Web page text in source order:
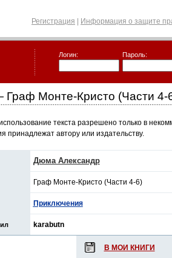
Регистрация Информация о защите
Логин: Пароль:
Монте-Кристо (Части 4-
текста разрешено только в
принадлежат автору или издательству.
Дюма Александр
Граф Монте-Кристо (Части 4-6)
Приключения
karabutn
В МОИ КНИГИ